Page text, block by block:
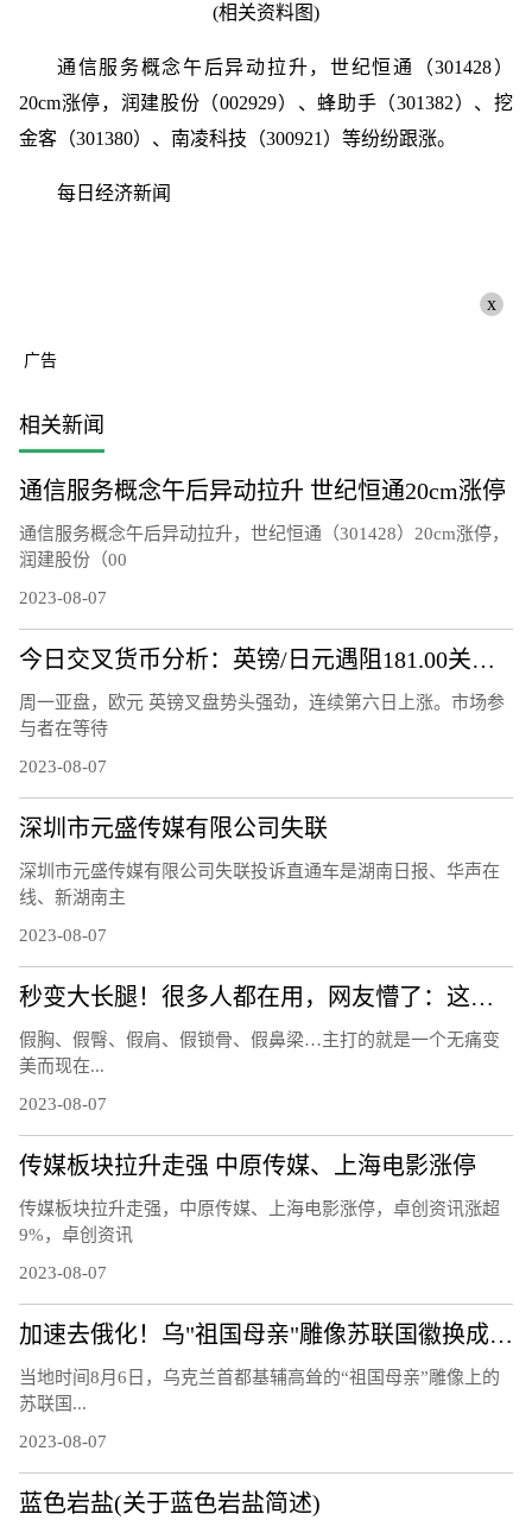
(相关资料图)
通信服务概念午后异动拉升，世纪恒通（301428）
20cm涨停，润建股份（002929）、蜂助手（301382）、挖
金客（301380）、南凌科技（300921）等纷纷跟涨。
每日经济新闻
x
广告
相关新闻
通信服务概念午后异动拉升 世纪恒通20cm涨停
通信服务概念午后异动拉升，世纪恒通（301428）20cm涨停，
润建股份（00
2023-08-07
今日交叉货币分析：英镑/日元遇阻181.00关口 欧元/英镑升破 0.8600关口
周一亚盘，欧元 英镑叉盘势头强劲，连续第六日上涨。市场参
与者在等待
2023-08-07
深圳市元盛传媒有限公司失联
深圳市元盛传媒有限公司失联投诉直通车是湖南日报、华声在
线、新湖南主
2023-08-07
秒变大长腿！很多人都在用，网友懵了：这也有假的？
假胸、假臀、假肩、假锁骨、假鼻梁…主打的就是一个无痛变
美而现在...
2023-08-07
传媒板块拉升走强 中原传媒、上海电影涨停
传媒板块拉升走强，中原传媒、上海电影涨停，卓创资讯涨超
9%，卓创资讯
2023-08-07
加速去俄化！乌"祖国母亲"雕像苏联国徽换成三叉戟
当地时间8月6日，乌克兰首都基辅高耸的“祖国母亲”雕像上的
苏联国...
2023-08-07
蓝色岩盐(关于蓝色岩盐简述)